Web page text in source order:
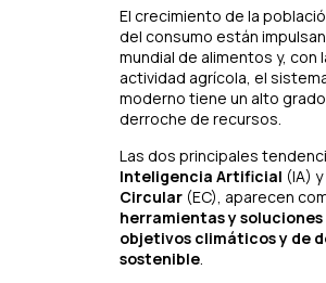
El crecimiento de la
del consumo están
mundial de alimentos y, con
actividad agrícola, el
moderno tiene un alto
derroche de recursos.
Las dos principales
Inteligencia Artificial (IA) y
Circular (EC), aparecen
herramientas y
objetivos climáticos y de
sostenible.